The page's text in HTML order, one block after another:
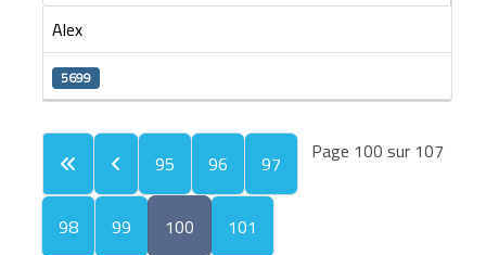
Alex
5699
Page 100 sur 107
95 96
97
98
99 100
101